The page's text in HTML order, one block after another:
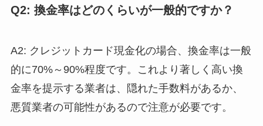
Q2: 換金率はどのくらいが一般的ですか？
A2: クレジットカード現金化の場合、換金率は一般
的に70%～90%程度です。これより著しく高い換
金率を提示する業者は、隠れた手数料があるか、
悪質業者の可能性があるので注意が必要です。